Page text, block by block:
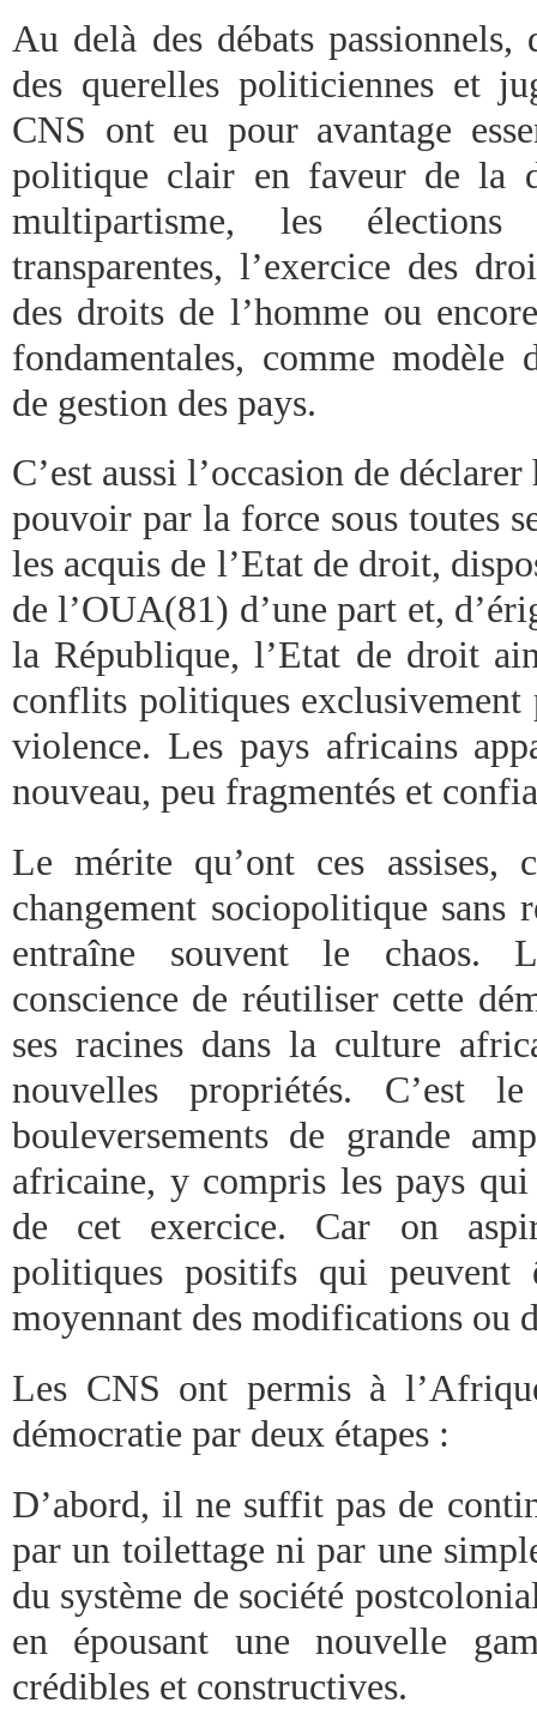
Au delà des débats passionnels,
des querelles politiciennes et
CNS ont eu pour avantage
politique clair en faveur de la
multipartisme, les
transparentes, l’exercice des
des droits de l’homme ou
fondamentales, comme modèle
de gestion des pays.
C’est aussi l’occasion de
pouvoir par la force sous toutes
les acquis de l’Etat de droit,
de l’OUA(81) d’une part et,
la République, l’Etat de droit
conflits politiques
violence. Les pays africains
nouveau, peu fragmentés et
Le mérite qu’ont ces assises,
changement sociopolitique sans
entraîne souvent le chaos.
conscience de réutiliser cette
ses racines dans la culture
nouvelles propriétés. C’est
bouleversements de grande
africaine, y compris les pays qui
de cet exercice. Car on
politiques positifs qui peuvent
moyennant des modifications ou
Les CNS ont permis à
démocratie par deux étapes :
D’abord, il ne suffit pas de
par un toilettage ni par une
du système de société
en épousant une nouvelle
crédibles et constructives.